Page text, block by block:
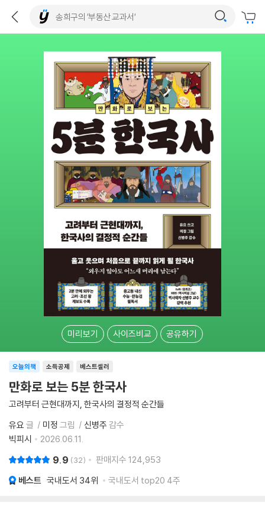
미리보기 사이즈비교 공유하기
소득공제 베스트셀러
오늘의책
만화로 보는 5분 한국사
고려부터 근현대까지, 한국사의 결정적 순간들
유요 글 미정 그림 신병주 감수
빅피시
2026.06.11.
9.9 32 판매지수 124,953
베스트 국내도서 34위 국내도서 top20 4주